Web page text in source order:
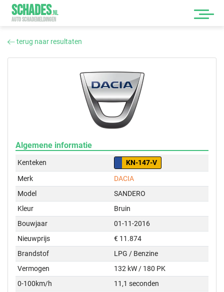
SCHADES.NL
AUTO SCHADEMELDINGEN
terug naar resultaten
Algemene informatie
Kenteken
KN-147-V
Merk
DACIA
Model
SANDERO
Kleur
Bruin
Bouwjaar
01-11-2016
Nieuwprijs
€ 11.874
Brandstof
LPG / Benzine
Vermogen
132 kW / 180 PK
0-100km/h
11,1 seconden